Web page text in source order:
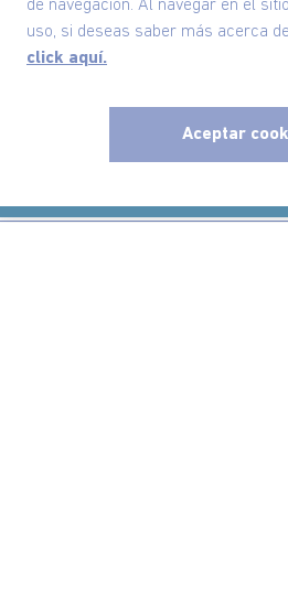
de navegación. Al navegar en el
uso, si deseas saber más acerca
click aquí.
Aceptar
Nuestra Marca